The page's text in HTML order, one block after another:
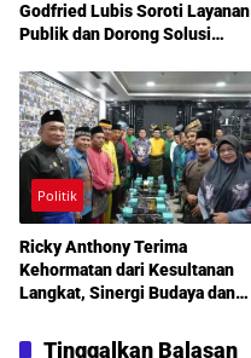
Godfried Lubis Soroti Layanan
Publik dan Dorong Solusi
DPRD Medan
Politik
Ricky Anthony Terima
Kehormatan dari Kesultanan
Langkat, Sinergi Budaya dan
Diperkuat
Tinggalkan Balasan